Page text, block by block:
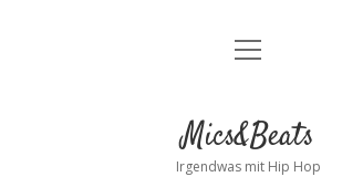
Kontakt
facebookinstagram
bandcamp
spotify
Menü
Mics&Beats
Irgendwas mit Hip Hop